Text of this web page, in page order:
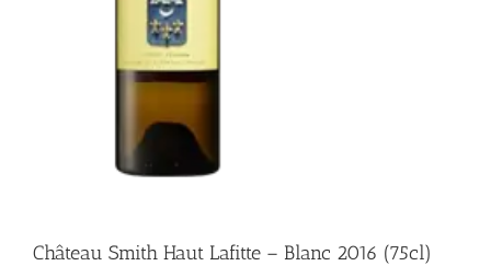
Château Smith Haut Lafitte – Blanc 2016 (75cl)